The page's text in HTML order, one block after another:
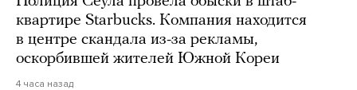
квартире Starbucks. Компания находится
в центре скандала из-за рекламы,
оскорбившей жителей Южной Кореи
4 часа назад